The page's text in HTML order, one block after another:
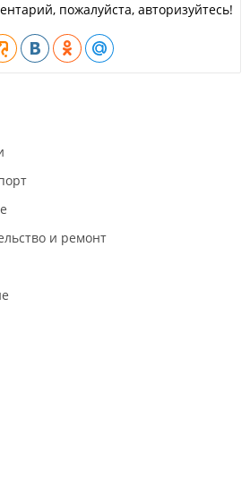
пожалуйста, авторизуйтесь!
и ремонт